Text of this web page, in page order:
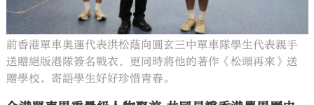
前香港單車奧運代表洪松蔭向圓玄三中單車隊學生代表親手
送贈絕版港隊簽名戰衣，更同時將他的著作《松頭再來》送
贈學校，寄語學生好好珍惜青春。